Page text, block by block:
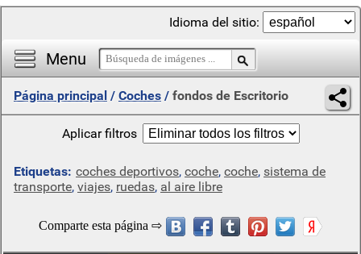
Menu
Idioma del sitio:
Página principal / Coches / fondos de Escritorio
Aplicar filtros
Etiquetas: coches deportivos, coche, coche, sistema de
transporte, viajes, ruedas, al aire libre